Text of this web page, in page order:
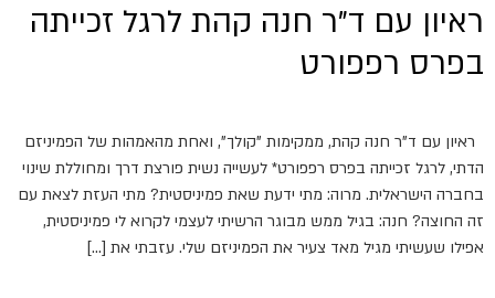
ראיון עם ד"ר חנה קהת לרגל זכייתה
בפרס רפפורט
ראיון עם ד"ר חנה קהת, ממקימות "קולך", ואחת מהאמהות של הפמיניזם
הדתי, לרגל זכייתה בפרס רפפורט* לעשייה נשית פורצת דרך ומחוללת שינוי
בחברה הישראלית. מרוה: מתי ידעת שאת פמיניסטית? מתי העזת לצאת עם
זה החוצה? חנה: בגיל ממש מבוגר הרשיתי לעצמי לקרוא לי פמיניסטית,
אפילו שעשיתי מגיל מאד צעיר את הפמיניזם שלי. עזבתי את […]